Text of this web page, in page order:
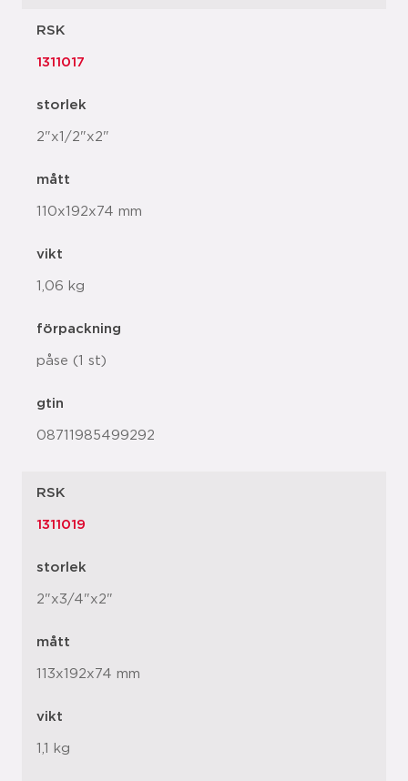
RSK
1311017
storlek
2"x1/2"x2"
mått
110x192x74 mm
vikt
1,06 kg
förpackning
påse (1 st)
gtin
08711985499292
RSK
1311019
storlek
2"x3/4"x2"
mått
113x192x74 mm
vikt
1,1 kg